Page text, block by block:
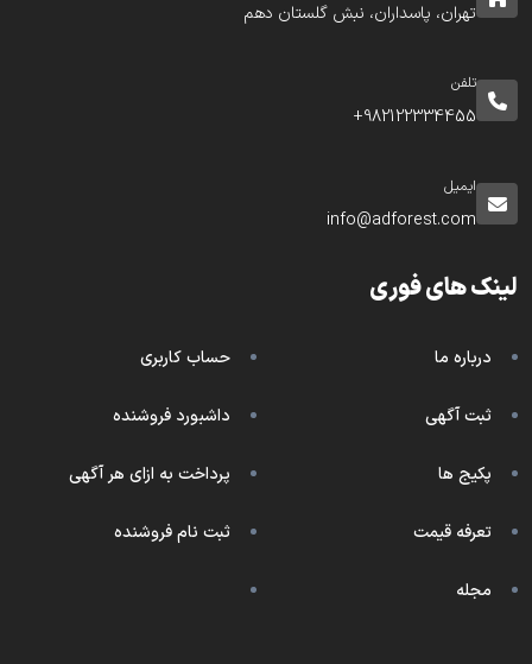
تهران، پاسداران، نبش گلستان دهم
تلفن
982122334455+
ایمیل
info@adforest.com
لینک های فوری
درباره ما
ثبت آگهی
پکیج ها
تعرفه قیمت
مجله
حساب کاربری
داشبورد فروشنده
پرداخت به ازای هر آگهی
ثبت نام فروشنده